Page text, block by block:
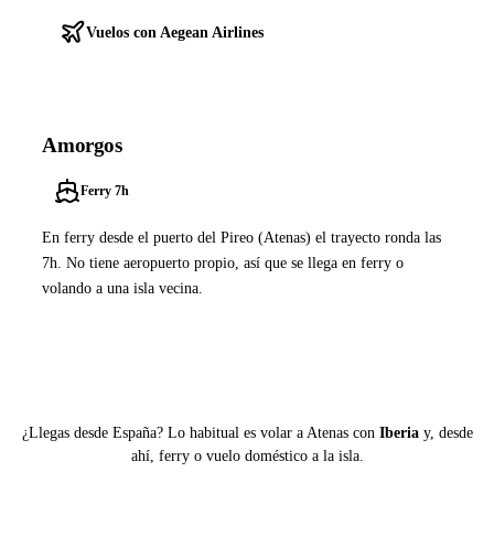
Vuelos con Aegean Airlines
Amorgos
Ferry 7h
En ferry desde el puerto del Pireo (Atenas) el trayecto ronda las
7h. No tiene aeropuerto propio, así que se llega en ferry o
volando a una isla vecina.
¿Llegas desde España? Lo habitual es volar a Atenas con Iberiay, desde
ahí, ferry o vuelo doméstico a la isla.